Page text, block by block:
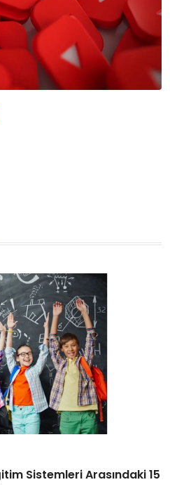
Sistemleri Arasındaki 15